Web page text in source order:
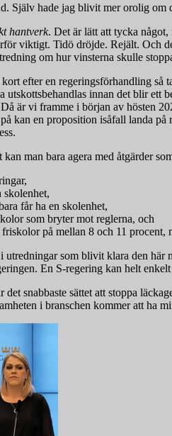
Själv hade jag blivit mer orolig
hantverk. Det är lätt att tycka
viktigt. Tidö dröjde. Rejält. Och
om hur vinsterna skulle
efter en regeringsförhandling så
utskottsbehandlas innan det blir ett
är vi framme i början av hösten
kan en proposition isåfall landa
kan man bara agera med åtgärder
skolenhet,
får ha en skolenhet,
som bryter mot reglerna, och
på mellan 8 och 11
som blivit klara den här
En S-regering kan helt
det snabbaste sättet att stoppa
i branschen kommer att ha